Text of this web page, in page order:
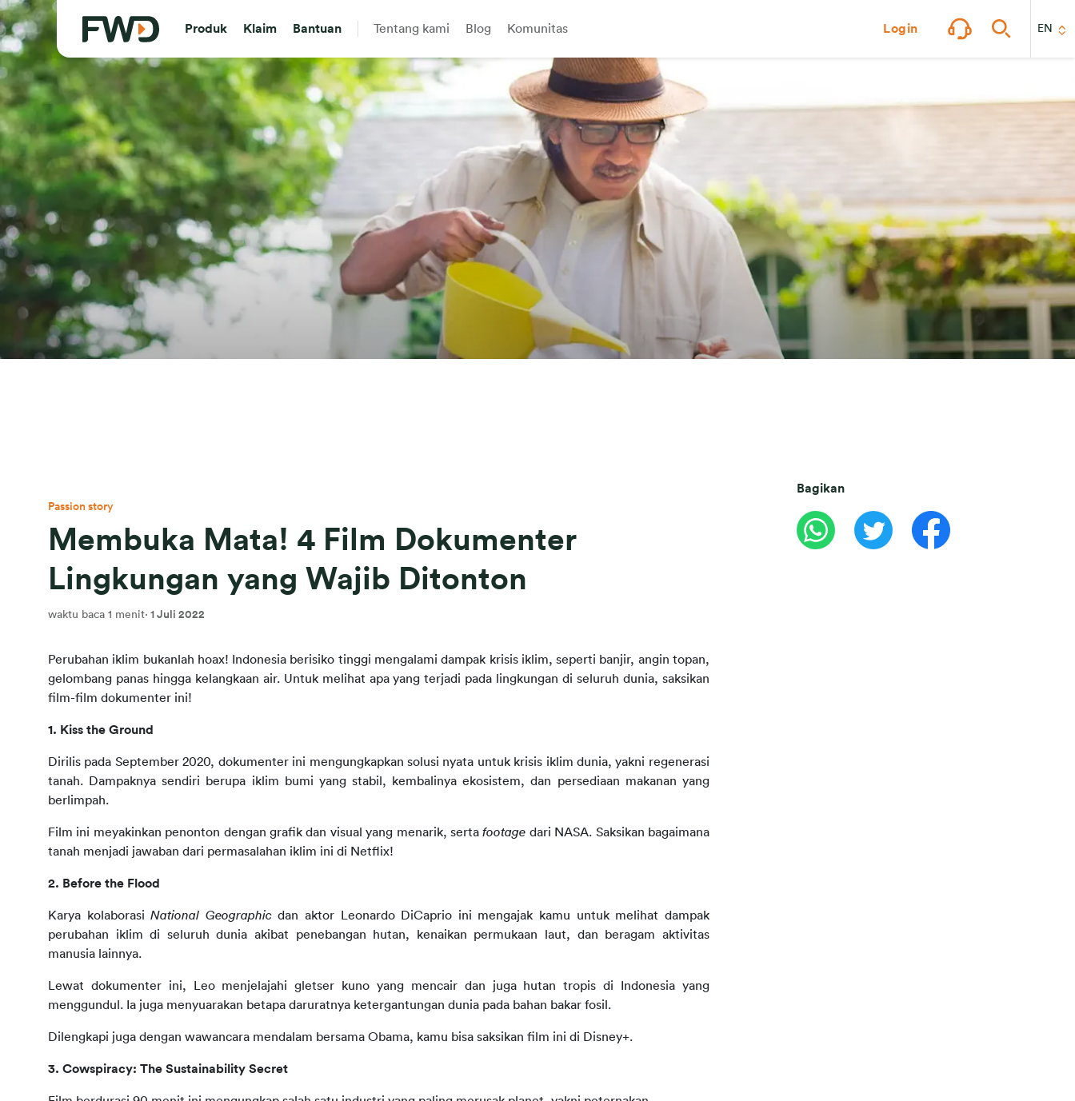
Produk Klaim Bantuan Tentang kami Blog Komunitas Login EN
Passion story
Membuka Mata! 4 Film Dokumenter
Lingkungan yang Wajib Ditonton
waktu baca 1 menit· 1 Juli 2022
Perubahan iklim bukanlah hoax! Indonesia berisiko tinggi mengalami dampak krisis iklim, seperti banjir, angin topan,
gelombang panas hingga kelangkaan air. Untuk melihat apa yang terjadi pada lingkungan di seluruh dunia, saksikan
film-film dokumenter ini!
1. Kiss the Ground
Dirilis pada September 2020, dokumenter ini mengungkapkan solusi nyata untuk krisis iklim dunia, yakni regenerasi
tanah. Dampaknya sendiri berupa iklim bumi yang stabil, kembalinya ekosistem, dan persediaan makanan yang
berlimpah.
Film ini meyakinkan penonton dengan grafik dan visual yang menarik, serta footage dari NASA. Saksikan bagaimana
tanah menjadi jawaban dari permasalahan iklim ini di Netflix!
2. Before the Flood
Karya kolaborasi National Geographic dan aktor Leonardo DiCaprio ini mengajak kamu untuk melihat dampak
perubahan iklim di seluruh dunia akibat penebangan hutan, kenaikan permukaan laut, dan beragam aktivitas
manusia lainnya.
Lewat dokumenter ini, Leo menjelajahi gletser kuno yang mencair dan juga hutan tropis di Indonesia yang
menggundul. Ia juga menyuarakan betapa daruratnya ketergantungan dunia pada bahan bakar fosil.
Dilengkapi juga dengan wawancara mendalam bersama Obama, kamu bisa saksikan film ini di Disney+.
3. Cowspiracy: The Sustainability Secret
Bagikan